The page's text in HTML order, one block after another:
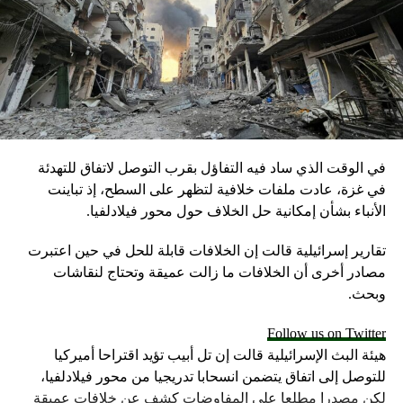
في الوقت الذي ساد فيه التفاؤل بقرب التوصل لاتفاق للتهدئة
في غزة، عادت ملفات خلافية لتظهر على السطح، إذ تباينت
الأنباء بشأن إمكانية حل الخلاف حول محور فيلادلفيا.
تقارير إسرائيلية قالت إن الخلافات قابلة للحل في حين اعتبرت
مصادر أخرى أن الخلافات ما زالت عميقة وتحتاج لنقاشات
وبحث.
Follow us on Twitter
هيئة البث الإسرائيلية قالت إن تل أبيب تؤيد اقتراحا أميركيا
للتوصل إلى اتفاق يتضمن انسحابا تدريجيا من محور فيلادلفيا،
لكن مصدرا مطلعا على المفاوضات كشف عن خلافات عميقة